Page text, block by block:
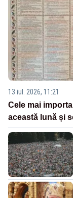
13 iul. 2026, 11:21
Cele mai
această lună și